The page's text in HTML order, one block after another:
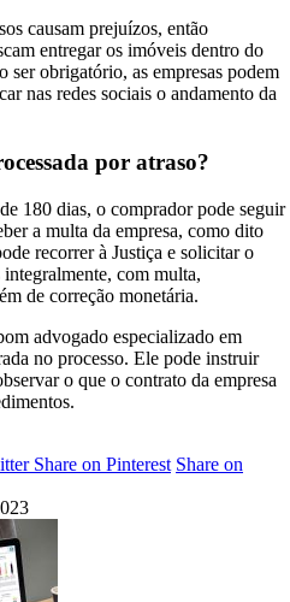
causam prejuízos, então
entregar os imóveis dentro do
ser obrigatório, as empresas podem
nas redes sociais o andamento da
por atraso?
180 dias, o comprador pode seguir
a multa da empresa, como dito
recorrer à Justiça e solicitar o
integralmente, com multa,
de correção monetária.
advogado especializado em
no processo. Ele pode instruir
o que o contrato da empresa
Share on Pinterest Share on